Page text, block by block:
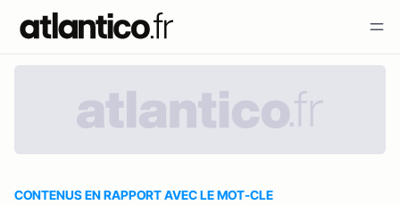
CONTENUS EN RAPPORT AVEC LE MOT-CLE